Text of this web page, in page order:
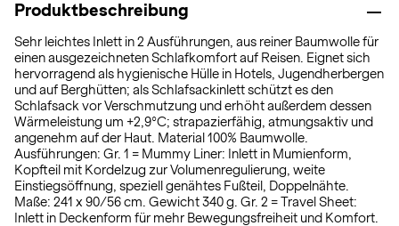
Produktbeschreibung
Sehr leichtes Inlett in 2 Ausführungen, aus reiner Baumwolle für
einen ausgezeichneten Schlafkomfort auf Reisen. Eignet sich
hervorragend als hygienische Hülle in Hotels, Jugendherbergen
und auf Berghütten; als Schlafsackinlett schützt es den
Schlafsack vor Verschmutzung und erhöht außerdem dessen
Wärmeleistung um +2,9°C; strapazierfähig, atmungsaktiv und
angenehm auf der Haut. Material 100% Baumwolle.
Ausführungen: Gr. 1 = Mummy Liner: Inlett in Mumienform,
Kopfteil mit Kordelzug zur Volumenregulierung, weite
Einstiegsöffnung, speziell genähtes Fußteil, Doppelnähte.
Maße: 241 x 90/56 cm. Gewicht 340 g. Gr. 2 = Travel Sheet:
Inlett in Deckenform für mehr Bewegungsfreiheit und Komfort.